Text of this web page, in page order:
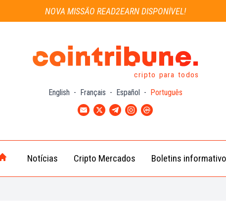
NOVA MISSÃO READ2EARN DISPONÍVEL!
cripto para todos
English - Français - Español - Português
Notícias
Notícias
Cripto
Cripto Mercados
(BTC)
Boletins